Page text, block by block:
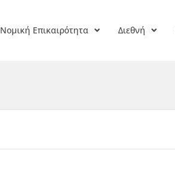
Νομική Επικαιρότητα Διεθνή